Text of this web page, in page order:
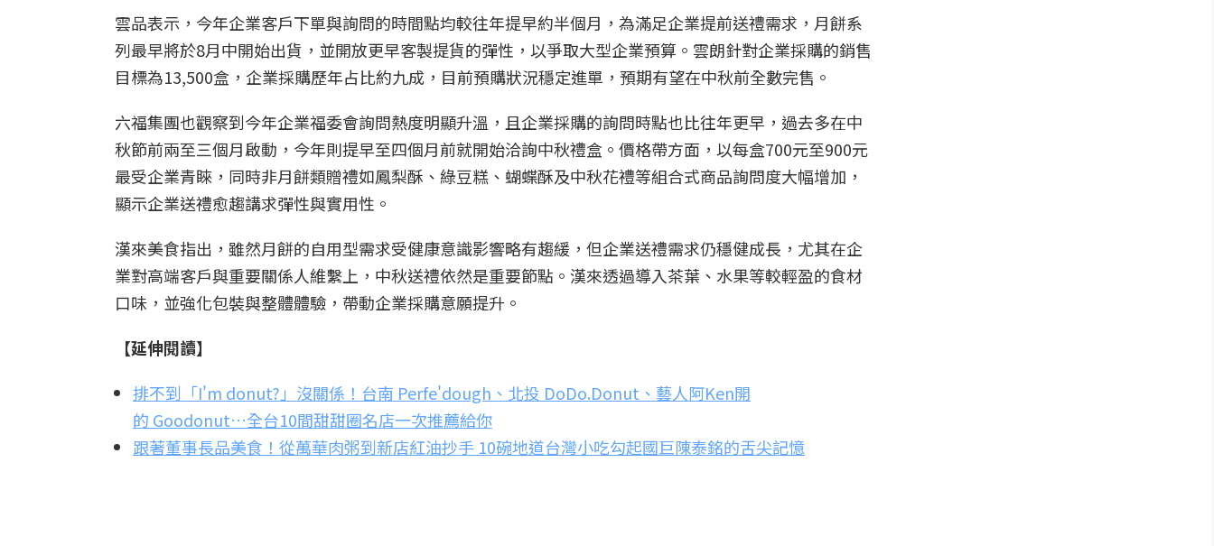
雲品表示，今年企業客戶下單與詢問的時間點均較往年提早約半個月，為滿足企業提前送禮需求，月餅系
列最早將於8月中開始出貨，並開放更早客製提貨的彈性，以爭取大型企業預算。雲朗針對企業採購的銷售
目標為13,500盒，企業採購歷年占比約九成，目前預購狀況穩定進單，預期有望在中秋前全數完售。
六福集團也觀察到今年企業福委會詢問熱度明顯升溫，且企業採購的詢問時點也比往年更早，過去多在中
秋節前兩至三個月啟動，今年則提早至四個月前就開始洽詢中秋禮盒。價格帶方面，以每盒700元至900元
最受企業青睞，同時非月餅類贈禮如鳳梨酥、綠豆糕、蝴蝶酥及中秋花禮等組合式商品詢問度大幅增加，
顯示企業送禮愈趨講求彈性與實用性。
漢來美食指出，雖然月餅的自用型需求受健康意識影響略有趨緩，但企業送禮需求仍穩健成長，尤其在企
業對高端客戶與重要關係人維繫上，中秋送禮依然是重要節點。漢來透過導入茶葉、水果等較輕盈的食材
口味，並強化包裝與整體體驗，帶動企業採購意願提升。
【延伸閱讀】
排不到「I'm donut?」沒關係！台南 Perfe'dough、北投 DoDo.Donut、藝人阿Ken開
的 Goodonut…全台10間甜甜圈名店一次推薦給你
跟著董事長品美食！從萬華肉粥到新店紅油抄手 10碗地道台灣小吃勾起國巨陳泰銘的舌尖記憶